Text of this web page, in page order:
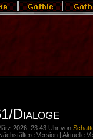
Dialoge
2026, 23:43 Uhr von
Version | Aktuelle